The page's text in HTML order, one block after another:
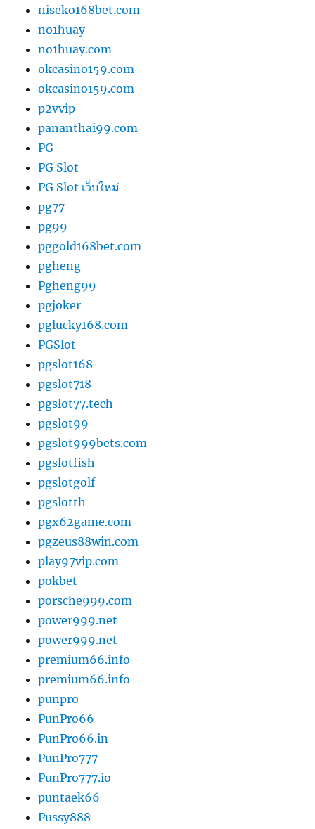
niseko168bet.com
no1huay
no1huay.com
okcasino159.com
okcasino159.com
p2vvip
pananthai99.com
PG
PG Slot
PG Slot เว็บใหม่
pg77
pg99
pggold168bet.com
pgheng
Pgheng99
pgjoker
pglucky168.com
PGSlot
pgslot168
pgslot718
pgslot77.tech
pgslot99
pgslot999bets.com
pgslotfish
pgslotgolf
pgslotth
pgx62game.com
pgzeus88win.com
play97vip.com
pokbet
porsche999.com
power999.net
power999.net
premium66.info
premium66.info
punpro
PunPro66
PunPro66.in
PunPro777
PunPro777.io
puntaek66
Pussy888